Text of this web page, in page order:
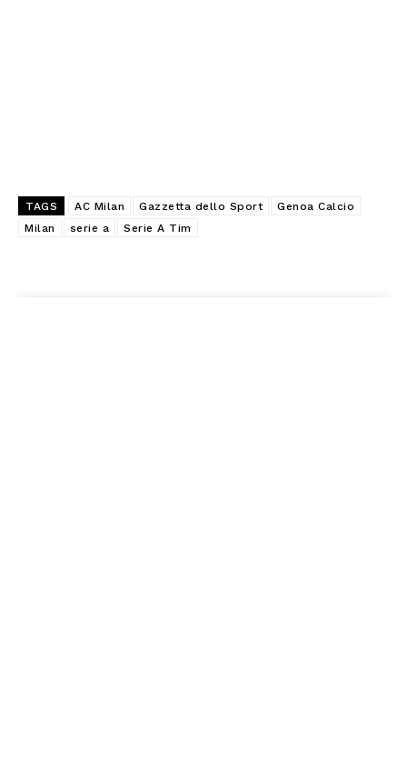
TAGS AC Milan Gazzetta dello Sport
Genoa Calcio
Milan
serie a Serie A Tim